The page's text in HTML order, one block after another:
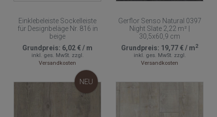
Einklebeleiste Sockelleiste
für Designbeläge Nr. 816 in
beige
Grundpreis: 6,02 €/ m
inkl. ges. MwSt. zzgl.
Versandkosten
Gerflor Senso Natural 0397
Night Slate 2,22 m² |
30,5x60,9 cm
Grundpreis: 19,77 €/ m2
inkl. ges. MwSt. zzgl.
Versandkosten
NEU